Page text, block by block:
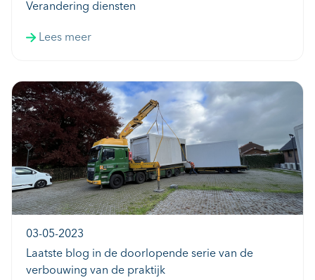
Verandering diensten
Lees meer
03-05-2023
Laatste blog in de doorlopende serie van de
verbouwing van de praktijk